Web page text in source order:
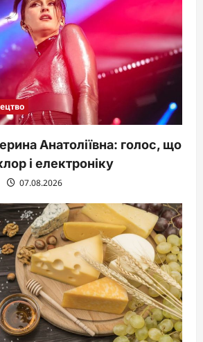
Анатоліївна: голос, що
і електроніку
07.08.2026